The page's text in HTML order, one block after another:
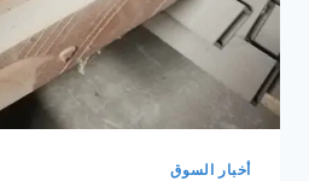
أخبار السوق